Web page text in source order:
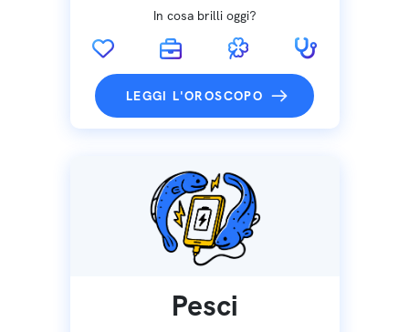
In cosa brilli oggi?
LEGGI L'OROSCOPO
Pesci